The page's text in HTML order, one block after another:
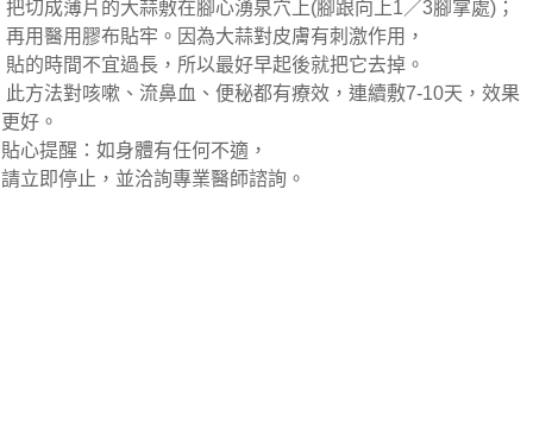
把切成薄片的大蒜敷在腳心湧泉穴上(腳跟向上1／3腳掌處)；
再用醫用膠布貼牢。因為大蒜對皮膚有刺激作用，
貼的時間不宜過長，所以最好早起後就把它去掉。
此方法對咳嗽、流鼻血、便秘都有療效，連續敷7-10天，效果
更好。
貼心提醒：如身體有任何不適，
請立即停止，並洽詢專業醫師諮詢。